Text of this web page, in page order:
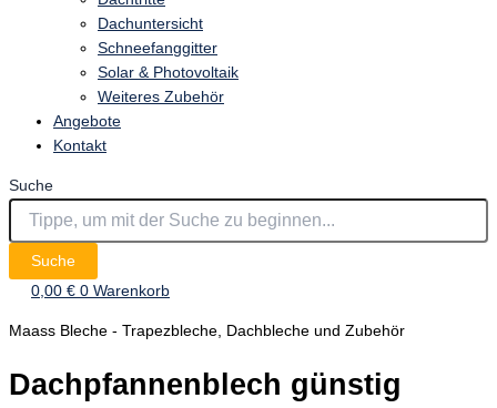
Dachuntersicht
Schneefanggitter
Solar & Photovoltaik
Weiteres Zubehör
Angebote
Kontakt
Suche
Suche
0,00 € 0 Warenkorb
Maass Bleche - Trapezbleche, Dachbleche und Zubehör
Dachpfannenblech günstig